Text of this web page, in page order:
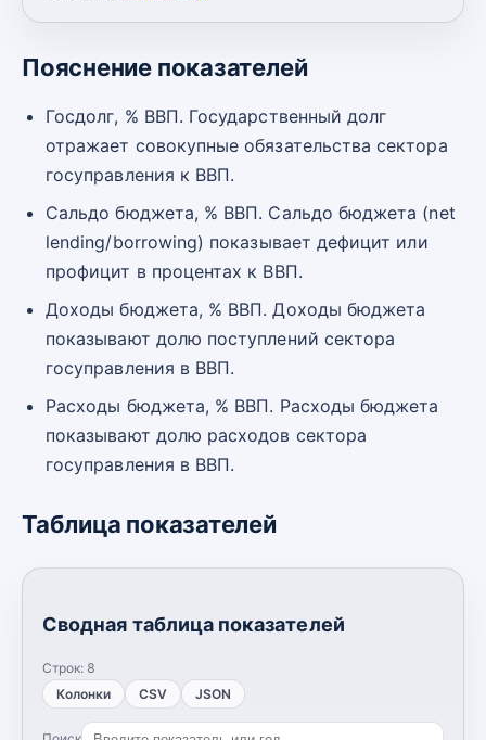
Пояснение показателей
Госдолг, % ВВП. Государственный долг
отражает совокупные обязательства сектора
госуправления к ВВП.
Сальдо бюджета, % ВВП. Сальдо бюджета (net
lending/borrowing) показывает дефицит или
профицит в процентах к ВВП.
Доходы бюджета, % ВВП. Доходы бюджета
показывают долю поступлений сектора
госуправления в ВВП.
Расходы бюджета, % ВВП. Расходы бюджета
показывают долю расходов сектора
госуправления в ВВП.
Таблица показателей
Сводная таблица показателей
Строк: 8
Колонки
CSV JSON